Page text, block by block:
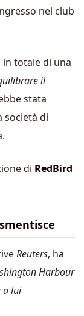
nel club
in totale di una
il
stata
società di
di RedBird
Reuters, ha
Harbour
a lui